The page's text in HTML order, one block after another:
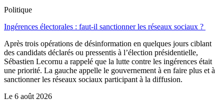
Politique
Ingérences électorales : faut-il sanctionner les réseaux sociaux ?
Après trois opérations de désinformation en quelques jours ciblant
des candidats déclarés ou pressentis à l’élection présidentielle,
Sébastien Lecornu a rappelé que la lutte contre les ingérences était
une priorité. La gauche appelle le gouvernement à en faire plus et à
sanctionner les réseaux sociaux participant à la diffusion.
Le 6 août 2026